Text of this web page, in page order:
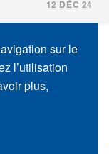
12 DÉC 24
sur le
l’utilisation
plus,